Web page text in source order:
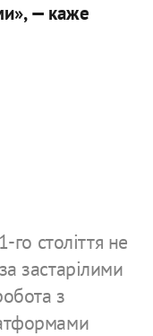
— каже
го століття не
застарілими
з